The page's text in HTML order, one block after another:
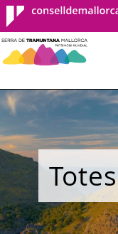
Consell
Mallorca